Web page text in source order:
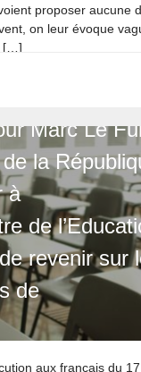
proposer aucune
on leur évoque
[…]
Marc Le
la
à
de
revenir sur
de
aux français du